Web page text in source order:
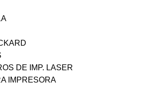
DE IMP. LASER
IMPRESORA